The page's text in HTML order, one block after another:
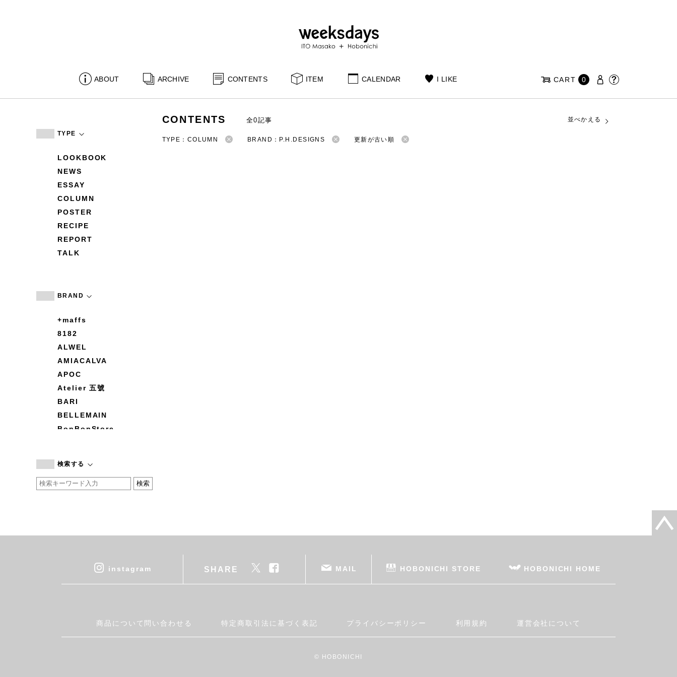
ABOUT ARCHIVE CONTENTS ITEM CALENDAR I LIKE CART 0
TYPE
LOOKBOOK
NEWS
ESSAY
COLUMN
POSTER
RECIPE
REPORT
TALK
BRAND
+maffs
8182
ALWEL
AMIACALVA
APOC
Atelier 五號
BARI
BELLEMAIN
BonBonStore
by basics
CATWORTH
cohan
DEAN & DELUCA
Fatima Morocco
検索する
CONTENTS 全0記事 並べかえる
TYPE：COLUMN BRAND：P.H.DESIGNS 更新が古い順
instagram SHARE MAIL HOBONICHI STORE HOBONICHI HOME
商品について問い合わせる 特定商取引法に基づく表記 プライバシーポリシー 利用規約 運営会社について
© HOBONICHI